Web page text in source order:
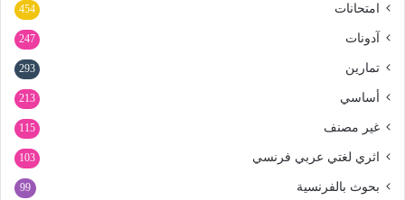
امتحانات 454
آدونات 247
تمارين 293
أساسي 213
غير مصنف 115
اثري لغتي عربي فرنسي 103
بحوث بالفرنسية 99